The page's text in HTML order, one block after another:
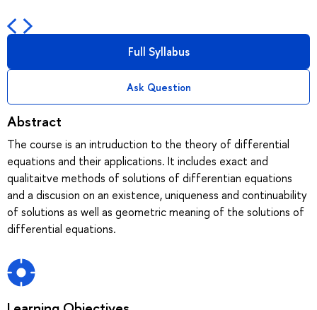
Full Syllabus
Ask Question
Abstract
The course is an intruduction to the theory of differential
equations and their applications. It includes exact and
qualitaitve methods of solutions of differentian equations
and a discusion on an existence, uniqueness and continuability
of solutions as well as geometric meaning of the solutions of
differential equations.